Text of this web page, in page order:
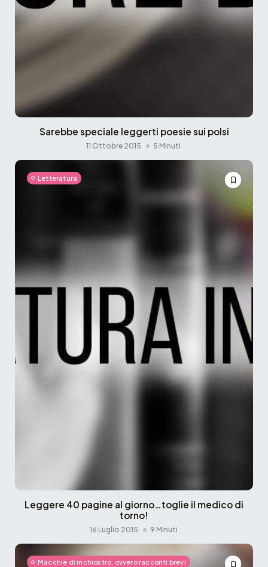
Sarebbe speciale leggerti poesie sui polsi
11 Ottobre 2015 5 Minuti
Letteratura
Leggere 40 pagine al giorno…toglie il medico di
torno!
16 Luglio 2015 9 Minuti
Macchie di inchiostro, ovvero racconti brevi